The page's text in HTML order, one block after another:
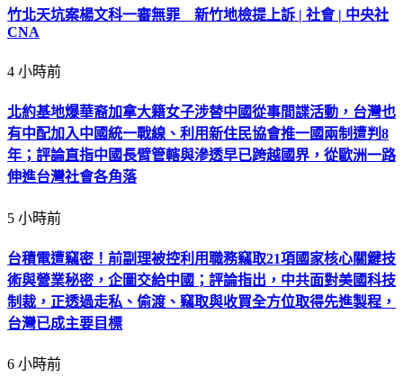
竹北天坑案楊文科一審無罪 新竹地檢提上訴 | 社會 | 中央社
CNA
4 小時前
北約基地爆華裔加拿大籍女子涉替中國從事間諜活動，台灣也
有中配加入中國統一戰線、利用新住民協會推一國兩制遭判8
年；評論直指中國長臂管轄與滲透早已跨越國界，從歐洲一路
伸進台灣社會各角落
5 小時前
台積電遭竊密！前副理被控利用職務竊取21項國家核心關鍵技
術與營業秘密，企圖交給中國；評論指出，中共面對美國科技
制裁，正透過走私、偷渡、竊取與收買全方位取得先進製程，
台灣已成主要目標
6 小時前